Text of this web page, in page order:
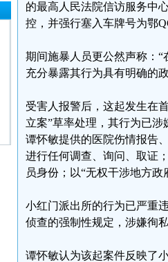
的最高人民法院信访服务中
控，并强行塞入车牌号为鄂
期间施暴人员更公然声称：
充分暴露其行为具有明确的
受害人报警后，这起发生在
立案”草率处理，其行为已
谭怀敏提供的医院伤情报告
进行任何调查、询问、取证
员身份；以“无权干涉地方
小红门派出所的行为已严重
侦查的强制性规定，涉嫌徇
谭怀敏认为该起案件反映了